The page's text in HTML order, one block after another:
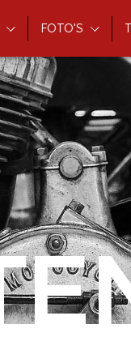
FOTO'S